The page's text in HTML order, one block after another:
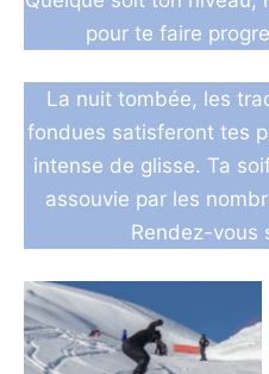
pour te faire
La nuit tombée, les
fondues satisferont tes
intense de glisse. Ta
assouvie par les
Rendez-vous
360°